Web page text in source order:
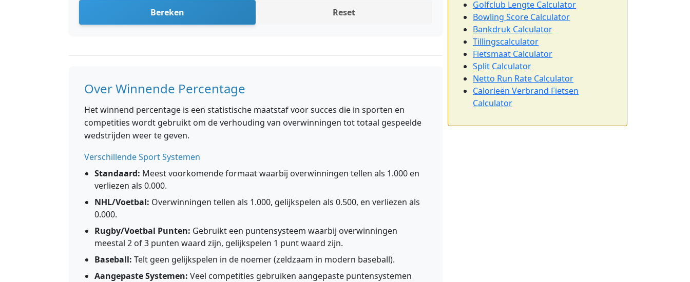
Bereken Reset
Over Winnende Percentage
Het winnend percentage is een statistische maatstaf voor succes die in sporten en
competities wordt gebruikt om de verhouding van overwinningen tot totaal gespeelde
wedstrijden weer te geven.
Verschillende Sport Systemen
Standaard: Meest voorkomende formaat waarbij overwinningen tellen als 1.000 en
verliezen als 0.000.
NHL/Voetbal: Overwinningen tellen als 1.000, gelijkspelen als 0.500, en verliezen als
0.000.
Rugby/Voetbal Punten: Gebruikt een puntensysteem waarbij overwinningen
meestal 2 of 3 punten waard zijn, gelijkspelen 1 punt waard zijn.
Baseball: Telt geen gelijkspelen in de noemer (zeldzaam in modern baseball).
Aangepaste Systemen: Veel competities gebruiken aangepaste puntensystemen
Golfclub Lengte Calculator
Bowling Score Calculator
Bankdruk Calculator
Tillingscalculator
Fietsmaat Calculator
Split Calculator
Netto Run Rate Calculator
Calorieën Verbrand Fietsen
Calculator